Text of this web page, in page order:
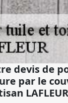
devis de
par le
LAFLEUR